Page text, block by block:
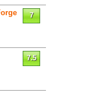
7
7.5